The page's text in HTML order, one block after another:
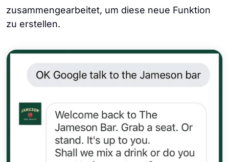
zusammengearbeitet, um diese neue Funktion
zu erstellen.